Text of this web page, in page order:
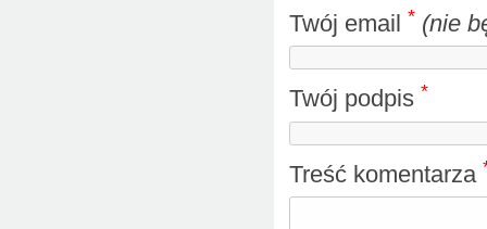
Twój email * (nie
Twój podpis *
Treść komentarza